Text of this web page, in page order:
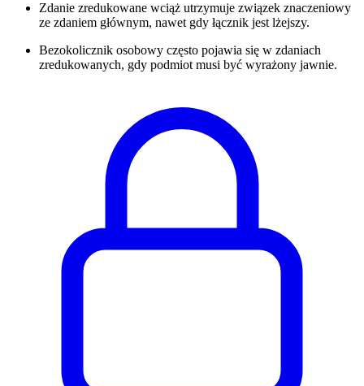
Zdanie zredukowane wciąż utrzymuje związek znaczeniowy
ze zdaniem głównym, nawet gdy łącznik jest lżejszy.
Bezokolicznik osobowy często pojawia się w zdaniach
zredukowanych, gdy podmiot musi być wyrażony jawnie.